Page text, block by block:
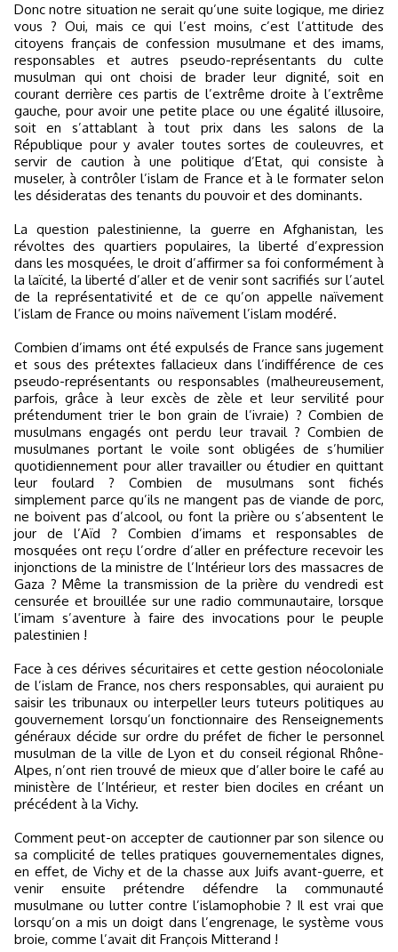
Donc notre situation ne serait qu’une suite logique, me diriez
vous ? Oui, mais ce qui l’est moins, c’est l’attitude des
citoyens français de confession musulmane et des imams,
responsables et autres pseudo-représentants du culte
musulman qui ont choisi de brader leur dignité, soit en
courant derrière ces partis de l’extrême droite à l’extrême
gauche, pour avoir une petite place ou une égalité illusoire,
soit en s’attablant à tout prix dans les salons de la
République pour y avaler toutes sortes de couleuvres, et
servir de caution à une politique d’Etat, qui consiste à
museler, à contrôler l’islam de France et à le formater selon
les désideratas des tenants du pouvoir et des dominants.
La question palestinienne, la guerre en Afghanistan, les
révoltes des quartiers populaires, la liberté d’expression
dans les mosquées, le droit d’affirmer sa foi conformément à
la laïcité, la liberté d’aller et de venir sont sacrifiés sur l’autel
de la représentativité et de ce qu’on appelle naïvement
l’islam de France ou moins naïvement l’islam modéré.
Combien d’imams ont été expulsés de France sans jugement
et sous des prétextes fallacieux dans l’indifférence de ces
pseudo-représentants ou responsables (malheureusement,
parfois, grâce à leur excès de zèle et leur servilité pour
prétendument trier le bon grain de l’ivraie) ? Combien de
musulmans engagés ont perdu leur travail ? Combien de
musulmanes portant le voile sont obligées de s’humilier
quotidiennement pour aller travailler ou étudier en quittant
leur foulard ? Combien de musulmans sont fichés
simplement parce qu’ils ne mangent pas de viande de porc,
ne boivent pas d’alcool, ou font la prière ou s’absentent le
jour de l’Aïd ? Combien d’imams et responsables de
mosquées ont reçu l’ordre d’aller en préfecture recevoir les
injonctions de la ministre de l’Intérieur lors des massacres de
Gaza ? Même la transmission de la prière du vendredi est
censurée et brouillée sur une radio communautaire, lorsque
l’imam s’aventure à faire des invocations pour le peuple
palestinien !
Face à ces dérives sécuritaires et cette gestion néocoloniale
de l’islam de France, nos chers responsables, qui auraient pu
saisir les tribunaux ou interpeller leurs tuteurs politiques au
gouvernement lorsqu’un fonctionnaire des Renseignements
généraux décide sur ordre du préfet de ficher le personnel
musulman de la ville de Lyon et du conseil régional Rhône-
Alpes, n’ont rien trouvé de mieux que d’aller boire le café au
ministère de l’Intérieur, et rester bien dociles en créant un
précédent à la Vichy.
Comment peut-on accepter de cautionner par son silence ou
sa complicité de telles pratiques gouvernementales dignes,
en effet, de Vichy et de la chasse aux Juifs avant-guerre, et
venir ensuite prétendre défendre la communauté
musulmane ou lutter contre l’islamophobie ? Il est vrai que
lorsqu’on a mis un doigt dans l’engrenage, le système vous
broie, comme l’avait dit François Mitterand !